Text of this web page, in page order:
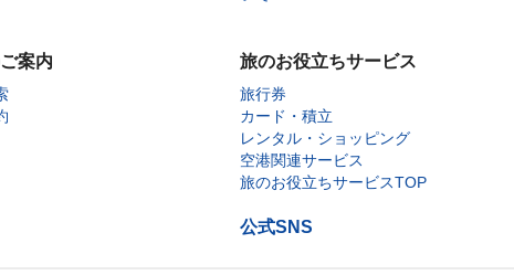
案内 旅のお役立ちサービス
旅行券
カード・積立
レンタル・ショッピング
空港関連サービス
旅のお役立ちサービスTOP
公式SNS